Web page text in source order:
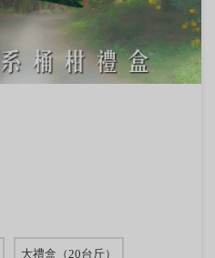
大禮盒（20台斤）